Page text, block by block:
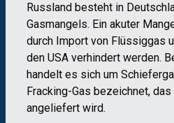
Russland besteht in
Gasmangels. Ein akuter
durch Import von Flüssiggas
den USA verhindert werden.
handelt es sich um
Fracking-Gas bezeichnet,
angeliefert wird.